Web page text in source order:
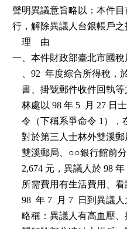
聲明異議意旨略以：本件
行，解除異議人台銀帳戶之
    理    由
一、本件財政部臺北市國
、92  年度綜合所得稅
書、掛號郵件收件回執
林處以 98 年 5  月 27
令（下稱系爭命令 1）
對於第三人士林外雙溪
雙溪郵局、○○銀行館前
2,674 元，異議人於 98
所需費用有生活費用、
98  年 7  月 7  日到
略稱：異議人有高血壓